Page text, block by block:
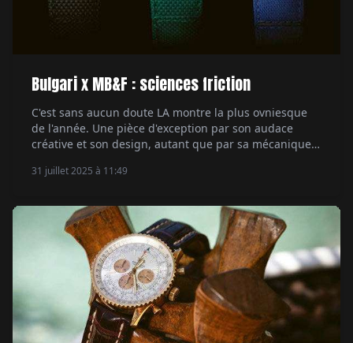
Bulgari x MB&F : sciences friction
C'est sans aucun doute LA montre la plus ovniesque
de l'année. Une pièce d'exception par son audace
créative et son design, autant que par sa mécanique.
MB&F Serpenti, qui viennent d'une autre galaxie. Par
31 juillet 2025 à 11:49